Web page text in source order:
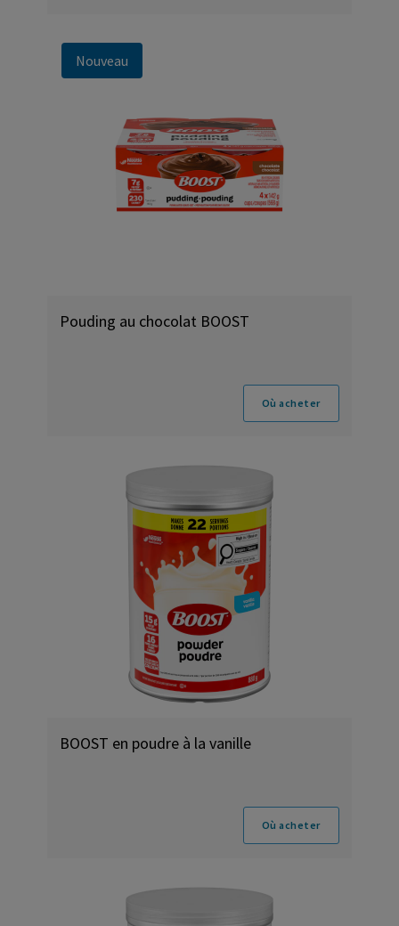
Nouveau
Pouding au chocolat BOOST
Où acheter
BOOST en poudre à la vanille
Où acheter